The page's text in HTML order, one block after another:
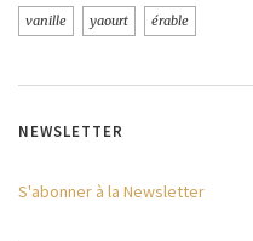
vanille yaourt érable
NEWSLETTER
S'abonner à la Newsletter